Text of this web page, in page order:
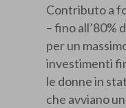
Contributo a
– fino all’80%
per un
investimenti
le donne in
che avviano